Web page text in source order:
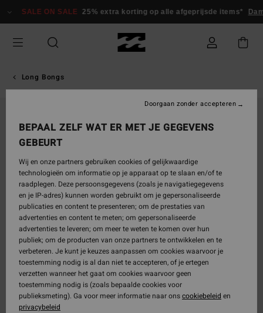
naar
SALE ON SALE 25% extra korting op alle afgeprijsde items*
Long Bongs
BEPAAL ZELF WAT ER MET JE GEGEVENS
GEBEURT
Wij en onze partners gebruiken cookies of gelijkwaardige
technologieën om informatie op je apparaat op te slaan en/of te
raadplegen. Deze persoonsgegevens (zoals je navigatiegegevens
en je IP-adres) kunnen worden gebruikt om je gepersonaliseerde
publicaties en content te presenteren; om de prestaties van
advertenties en content te meten; om gepersonaliseerde
advertenties te leveren; om meer te weten te komen over hun
publiek; om de producten van onze partners te ontwikkelen en te
verbeteren. Je kunt je keuzes aanpassen om cookies waarvoor je
toestemming nodig is al dan niet te accepteren, of je ertegen
verzetten wanneer het gaat om cookies waarvoor geen
toestemming nodig is (zoals bepaalde cookies voor
publieksmeting). Ga voor meer informatie naar onscookiebeleid en
privacybeleid
Doorgaan zonder accepteren